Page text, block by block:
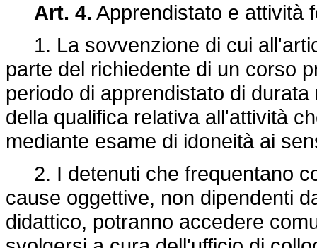
Art. 4. Apprendistato e attività
1. La sovvenzione di cui
parte del richiedente di un corso
periodo di apprendistato di
della qualifica relativa all'attività
mediante esame di idoneità ai
2. I detenuti che frequentano
cause oggettive, non dipendenti
didattico, potranno accedere